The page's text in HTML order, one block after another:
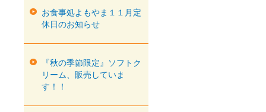
お食事処よもやま１１月定
休日のお知らせ
『秋の季節限定』ソフトク
リーム、販売していま
す！！